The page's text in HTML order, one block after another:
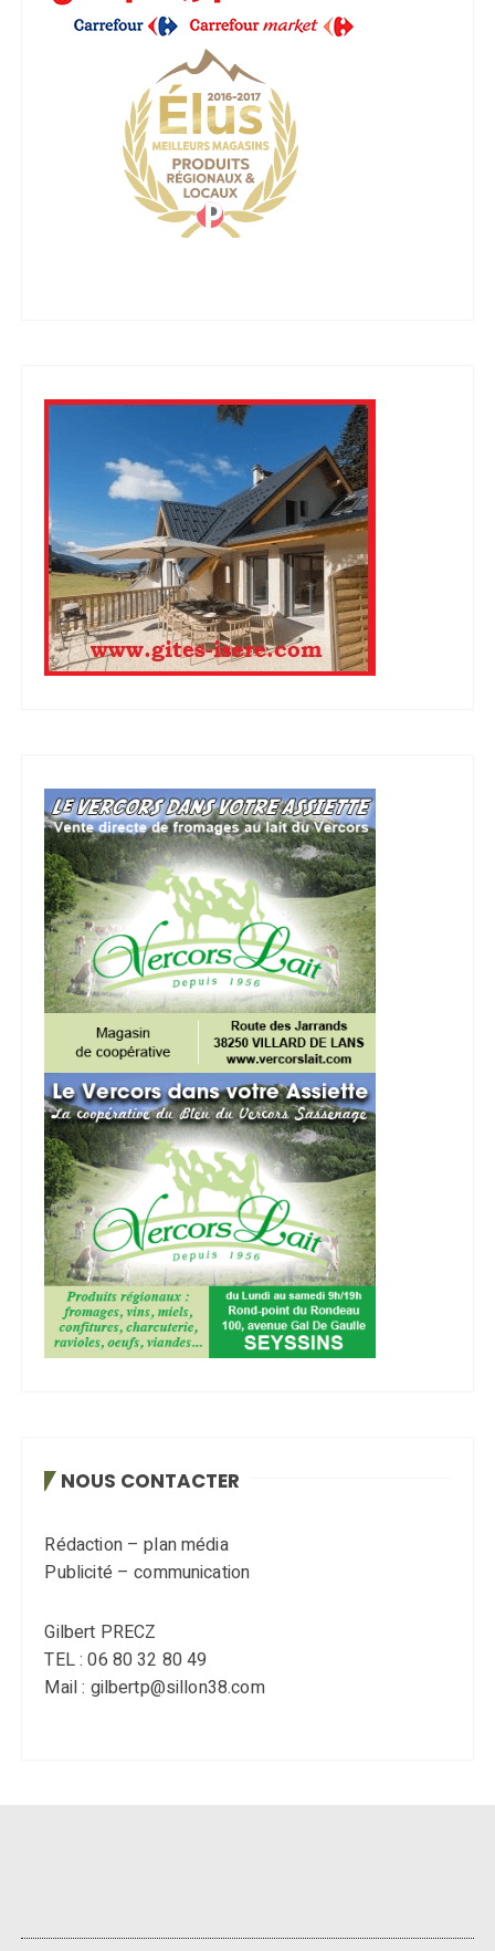
NOUS CONTACTER
Rédaction – plan média
Publicité – communication
Gilbert PRECZ
TEL : 06 80 32 80 49
Mail : gilbertp@sillon38.com